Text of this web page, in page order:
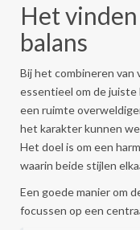
Het
balans
Bij het combineren van
essentieel om de juiste
een ruimte
het karakter kunnen
Het doel is om een
waarin beide stijlen
Een goede manier om
focussen op een